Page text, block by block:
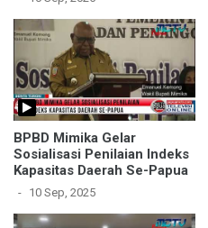
BPBD Mimika Gelar
Sosialisasi Penilaian Indeks
Kapasitas Daerah Se-Papua
10 Sep, 2025